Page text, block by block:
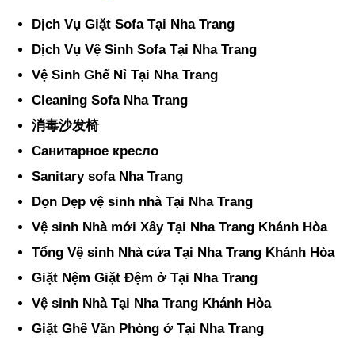
Dịch Vụ Giặt Sofa Tại Nha Trang
Dịch Vụ Vệ Sinh Sofa Tại Nha Trang
Vệ Sinh Ghế Nỉ Tại Nha Trang
Cleaning Sofa Nha Trang
消毒沙发椅
Санитарное кресло
Sanitary sofa Nha Trang
Dọn Dẹp vệ sinh nhà Tại Nha Trang
Vệ sinh Nhà mới Xây Tại Nha Trang Khánh Hòa
Tổng Vệ sinh Nhà cửa Tại Nha Trang Khánh Hòa
Giặt Nệm Giặt Đệm ở Tại Nha Trang
Vệ sinh Nhà Tại Nha Trang Khánh Hòa
Giặt Ghế Văn Phòng ở Tại Nha Trang